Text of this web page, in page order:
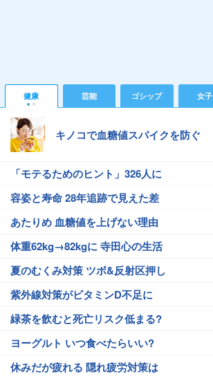
健康 芸能 ゴシップ 女子
キノコで血糖値スパイクを防ぐ
「モテるためのヒント」326人に
容姿と寿命 28年追跡で見えた差
あたりめ 血糖値を上げない理由
体重62kg→82kgに 寺田心の生活
夏のむくみ対策 ツボ&反射区押し
紫外線対策がビタミンD不足に
緑茶を飲むと死亡リスク低まる?
ヨーグルト いつ食べたらいい?
休みだが疲れる 隠れ疲労対策は